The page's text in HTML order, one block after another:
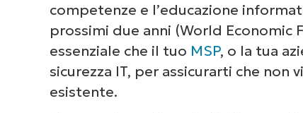
competenze e l’educazione
prossimi due anni (World Economic
essenziale che il tuo MSP, o la tua
sicurezza IT, per assicurarti che non
esistente.